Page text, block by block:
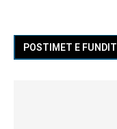
POSTIMET E FUNDIT